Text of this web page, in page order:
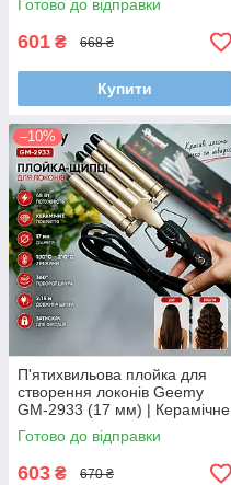
Готово до відправки
601 ₴ 668 ₴
Купити
–10%
П'ятихвильова плойка для
створення локонів Geemy
GM-2933 (17 мм) | Керамічне
покриття, 2 температурні
режими та ручка Soft Touch
Готово до відправки
603 ₴ 670 ₴